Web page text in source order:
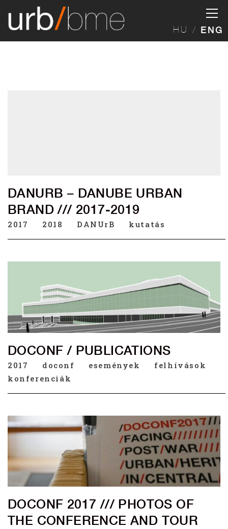
HU ENG
DANURB – DANUBE URBAN
BRAND /// 2017-2019
2017 2018 DANUrB kutatás
DOCONF / PUBLICATIONS
2017 doconf események
felhívások
konferenciák
DOCONF 2017 /// PHOTOS OF
THE CONFERENCE AND TOUR